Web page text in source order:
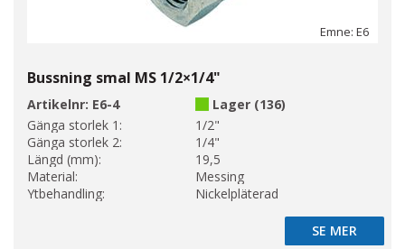
Emne: E6
Bussning smal MS 1/2×1/4"
Artikelnr: E6-4
Lager (136)
Gänga storlek 1:
1/2"
Gänga storlek 2:
1/4"
Längd (mm):
19,5
Material:
Messing
Ytbehandling:
Nickelpläterad
SE MER
SE MER